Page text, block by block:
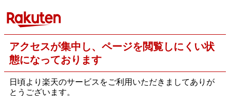
アクセスが集中し、ページを閲覧しにくい状
態になっております
日頃より楽天のサービスをご利用いただきましてありが
とうございます。